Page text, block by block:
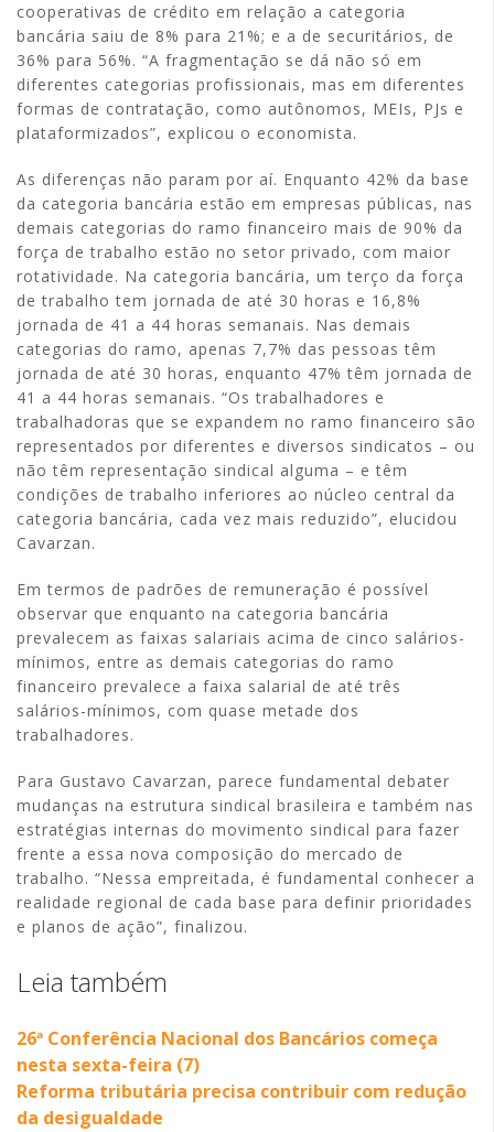
cooperativas de crédito em relação a categoria
bancária saiu de 8% para 21%; e a de securitários, de
36% para 56%. “A fragmentação se dá não só em
diferentes categorias profissionais, mas em diferentes
formas de contratação, como autônomos, MEIs, PJs e
plataformizados”, explicou o economista.
As diferenças não param por aí. Enquanto 42% da base
da categoria bancária estão em empresas públicas, nas
demais categorias do ramo financeiro mais de 90% da
força de trabalho estão no setor privado, com maior
rotatividade. Na categoria bancária, um terço da força
de trabalho tem jornada de até 30 horas e 16,8%
jornada de 41 a 44 horas semanais. Nas demais
categorias do ramo, apenas 7,7% das pessoas têm
jornada de até 30 horas, enquanto 47% têm jornada de
41 a 44 horas semanais. “Os trabalhadores e
trabalhadoras que se expandem no ramo financeiro são
representados por diferentes e diversos sindicatos – ou
não têm representação sindical alguma – e têm
condições de trabalho inferiores ao núcleo central da
categoria bancária, cada vez mais reduzido”, elucidou
Cavarzan.
Em termos de padrões de remuneração é possível
observar que enquanto na categoria bancária
prevalecem as faixas salariais acima de cinco salários-
mínimos, entre as demais categorias do ramo
financeiro prevalece a faixa salarial de até três
salários-mínimos, com quase metade dos
trabalhadores.
Para Gustavo Cavarzan, parece fundamental debater
mudanças na estrutura sindical brasileira e também nas
estratégias internas do movimento sindical para fazer
frente a essa nova composição do mercado de
trabalho. “Nessa empreitada, é fundamental conhecer a
realidade regional de cada base para definir prioridades
e planos de ação”, finalizou.
Leia também
26ª Conferência Nacional dos Bancários começa
nesta sexta-feira (7)
Reforma tributária precisa contribuir com redução
da desigualdade